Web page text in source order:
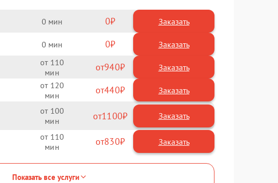
0 0 Заказать
0 0 Заказать
110 940
120 440
100 1100
110 830
Показать все услуги